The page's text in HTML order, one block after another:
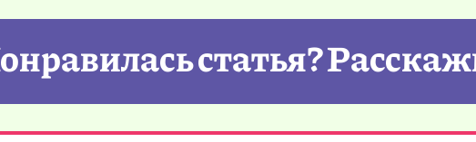
статья?